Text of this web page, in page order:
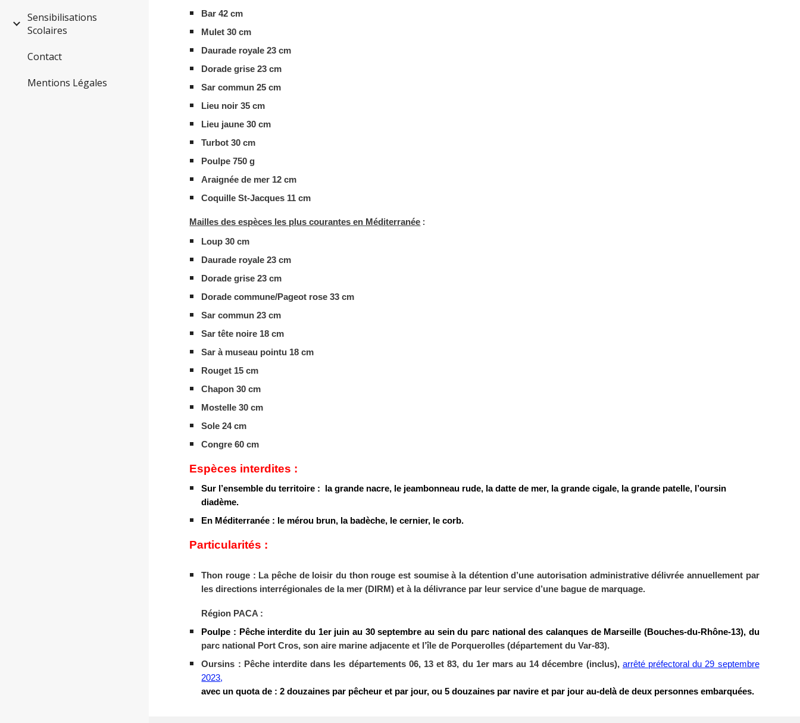
Sensibilisations
Scolaires
Contact
Mentions Légales
Bar 42 cm
Mulet 30 cm
Daurade royale 23 cm
Dorade grise 23 cm
Sar commun 25 cm
Lieu noir 35 cm
Lieu jaune 30 cm
Turbot 30 cm
Poulpe 750 g
Araignée de mer 12 cm
Coquille St-Jacques 11 cm
Mailles des espèces les plus courantes en Méditerranée :
Loup 30 cm
Daurade royale 23 cm
Dorade grise 23 cm
Dorade commune/Pageot rose 33 cm
Sar commun 23 cm
Sar tête noire 18 cm
Sar à museau pointu 18 cm
Rouget 15 cm
Chapon 30 cm
Mostelle 30 cm
Sole 24 cm
Congre 60 cm
Espèces interdites :
Sur l’ensemble du territoire : la grande nacre, le jeambonneau rude, la datte de mer, la grande cigale, la grande patelle, l’oursin
diadème.
En Méditerranée : le mérou brun, la badèche, le cernier, le corb.
Particularités :
Thon rouge : La pêche de loisir du thon rouge est soumise à la détention d’une autorisation administrative délivrée annuellement par
les directions interrégionales de la mer (DIRM) et à la délivrance par leur service d’une bague de marquage.
Région PACA :
Poulpe : Pêche interdite du 1er juin au 30 septembre au sein du parc national des calanques de Marseille (Bouches-du-Rhône-13), du
parc national Port Cros, son aire marine adjacente et l’île de Porquerolles (département du Var-83).
Oursins : Pêche interdite dans les départements 06, 13 et 83, du 1er mars au 14 décembre (inclus), arrêté préfectoral du 29 septembre
2023,
avec un quota de : 2 douzaines par pêcheur et par jour, ou 5 douzaines par navire et par jour au-delà de deux personnes embarquées.